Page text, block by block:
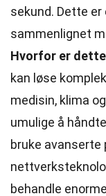
sekund. Dette
sammenlignet
Hvorfor er
kan løse
medisin, klima
umulige å
bruke avanserte
behandle